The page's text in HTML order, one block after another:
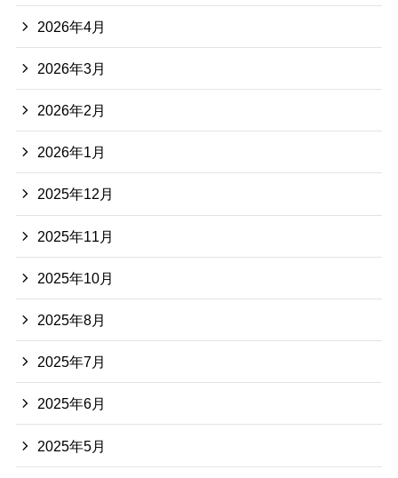
2026年4月
2026年3月
2026年2月
2026年1月
2025年12月
2025年11月
2025年10月
2025年8月
2025年7月
2025年6月
2025年5月